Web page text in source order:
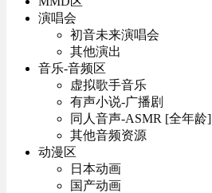
演唱会
初音未来演唱会
其他演出
音乐-音频区
虚拟歌手音乐
有声小说-广播剧
同人音声-ASMR [全年龄]
其他音频资源
动漫区
日本动画
国产动画